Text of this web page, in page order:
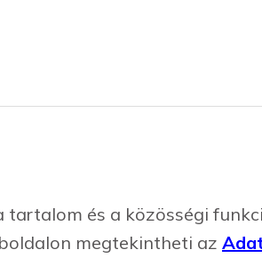
és a közösségi
megtekintheti az